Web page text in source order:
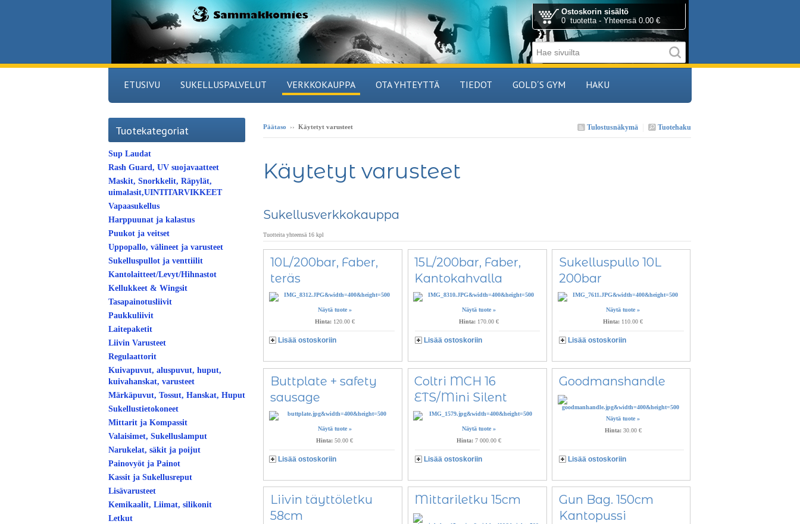
Ostoskorin sisältö
0 tuotetta - Yhteensä 0.00 €
ETUSIVU SUKELLUSPALVELUT VERKKOKAUPPA OTA YHTEYTTÄ TIEDOT GOLD´S GYM HAKU
Tuotehaku
Tulostusnäkymä
Päätaso ›› Käytetyt varusteet
Käytetyt varusteet
Sukellusverkkokauppa
Tuotteita yhteensä 16 kpl
10L/200bar, Faber,
teräs
Näytä tuote »
Hinta: 120.00 €
Lisää ostoskoriin
15L/200bar, Faber,
Kantokahvalla
Näytä tuote »
Hinta: 170.00 €
Lisää ostoskoriin
Sukelluspullo 10L
200bar
Näytä tuote »
Hinta: 110.00 €
Lisää ostoskoriin
Buttplate + safety
sausage
Näytä tuote »
Hinta:50.00 €
Lisää ostoskoriin
Coltri MCH 16
ETS/Mini Silent
Näytä tuote »
Hinta:7 000.00 €
Lisää ostoskoriin
Goodmanshandle
Näytä tuote »
Hinta: 30.00 €
Lisää ostoskoriin
Liivin täyttöletku
58cm
Mittariletku 15cm
Gun Bag. 150cm
Kantopussi
Tuotekategoriat
Sup Laudat
Rash Guard, UV suojavaatteet
Maskit, Snorkkelit, Räpylät,
uimalasit,UINTITARVIKKEET
Vapaasukellus
Harppuunat ja kalastus
Puukot ja veitset
Uppopallo, välineet ja varusteet
Sukelluspullot ja venttiilit
Kantolaitteet/Levyt/Hihnastot
Kellukkeet & Wingsit
Tasapainotusliivit
Paukkuliivit
Laitepaketit
Liivin Varusteet
Regulaattorit
Kuivapuvut, aluspuvut, huput,
kuivahanskat, varusteet
Märkäpuvut, Tossut, Hanskat, Huput
Sukellustietokoneet
Mittarit ja Kompassit
Valaisimet, Sukelluslamput
Narukelat, säkit ja poijut
Painovyöt ja Painot
Kassit ja Sukellusreput
Lisävarusteet
Kemikaalit, Liimat, silikonit
Letkut